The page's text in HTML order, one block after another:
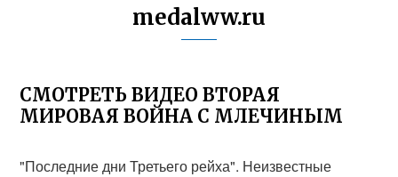
medalww.ru
СМОТРЕТЬ ВИДЕО ВТОРАЯ
МИРОВАЯ ВОЙНА С МЛЕЧИНЫМ
"Последние дни Третьего рейха". Неизвестные